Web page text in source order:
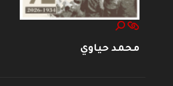
محمد حياوي